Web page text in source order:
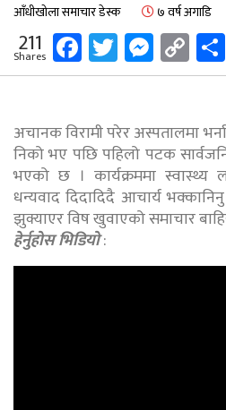
आँधीखोला समाचार डेस्क ७ वर्ष अगाडि
211
Shares Facebook
TwitterCopy
अचानक विरामी परेर अस्पतालमा
निको भए पछि पहिलो पटक
भएको छ । कार्यक्रममा स्वास्थ्य
धन्यवाद दिदादिदै आचार्य
झुक्याएर विष खुवाएको समाचार
हेर्नुहोस भिडियो: